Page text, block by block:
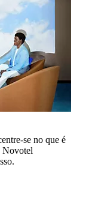
se no que é
Novotel